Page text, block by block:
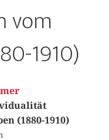
vom
1910)
(1880-1910)